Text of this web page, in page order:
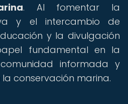
. Al fomentar la
y el intercambio de
y la divulgación
fundamental en la
informada y
conservación marina.